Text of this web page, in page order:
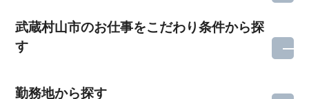
武蔵村山市のお仕事をこだわり条件から探
す
勤務地から探す